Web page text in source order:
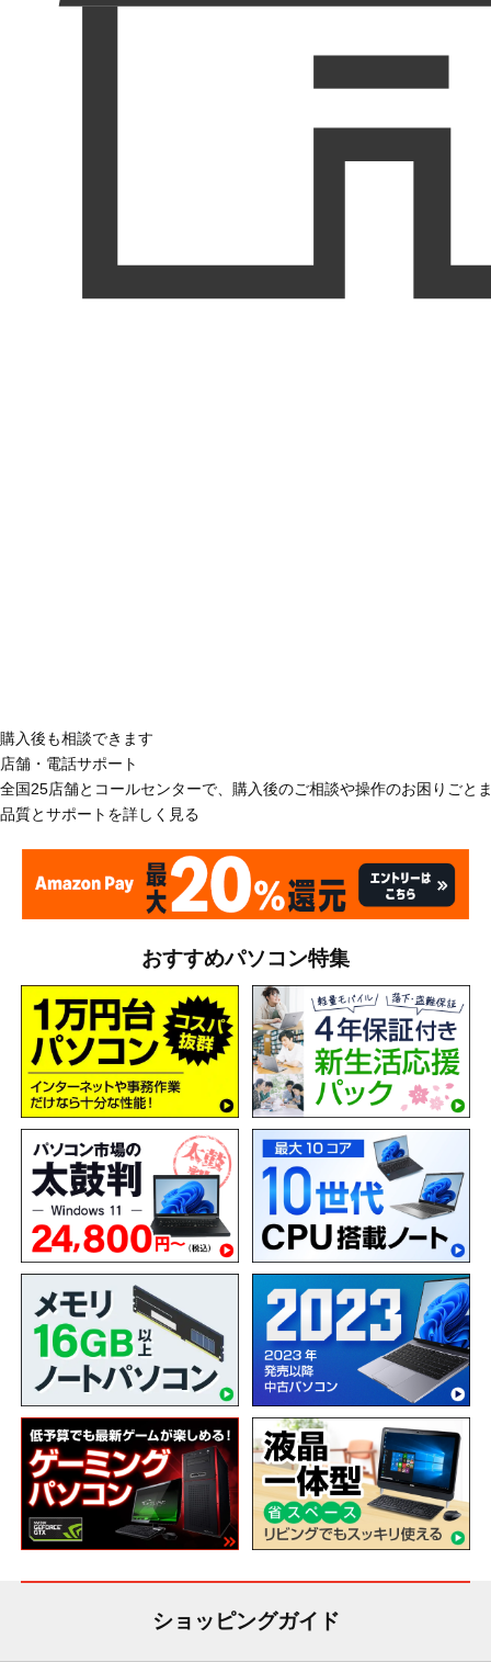
購入後も相談できます
店舗・電話サポート
全国25店舗とコールセンターで、購入後のご相談や操作のお困りごと
品質とサポートを詳しく見る
おすすめパソコン特集
ショッピングガイド